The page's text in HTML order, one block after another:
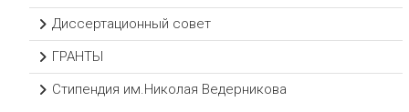
Диссертационный совет
ГРАНТЫ
Стипендия им.Николая Ведерникова